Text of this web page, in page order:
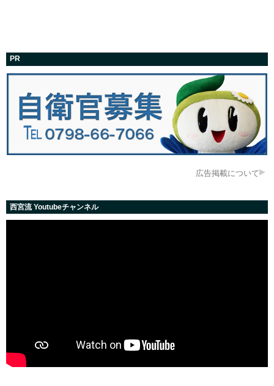
PR
広告掲載について
西宮流 Youtubeチャンネル